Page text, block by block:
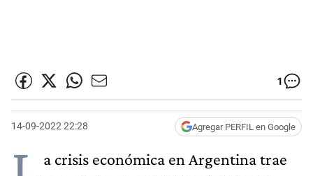
1
14-09-2022 22:28 Agregar PERFIL en Google
a crisis económica en Argentina trae